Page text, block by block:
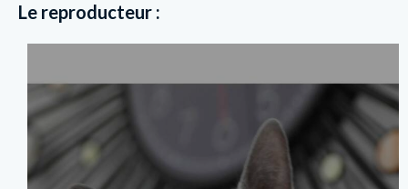
Le reproducteur :